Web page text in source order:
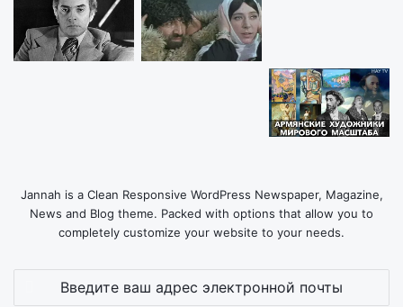
Jannah is a Clean Responsive WordPress Newspaper, Magazine,
News and Blog theme. Packed with options that allow you to
completely customize your website to your needs.